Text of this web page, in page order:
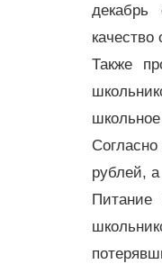
декабрь
Также
рублей,
Питание